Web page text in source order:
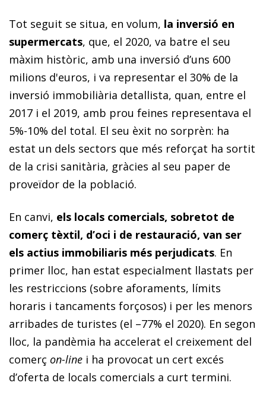
Tot seguit se situa, en volum, la inversió en
supermercats, que, el 2020, va batre el seu
màxim històric, amb una inversió d’uns 600
milions d'euros, i va representar el 30% de la
inversió immobiliària detallista, quan, entre el
2017 i el 2019, amb prou feines representava el
5%-10% del total. El seu èxit no sorprèn: ha
estat un dels sectors que més reforçat ha sortit
de la crisi sanitària, gràcies al seu paper de
proveïdor de la població.
En canvi, els locals comercials, sobretot de
comerç tèxtil, d’oci i de restauració, van ser
els actius immobiliaris més perjudicats. En
primer lloc, han estat especialment llastats per
les restriccions (sobre aforaments, límits
horaris i tancaments forçosos) i per les menors
arribades de turistes (el –77% el 2020). En segon
lloc, la pandèmia ha accelerat el creixement del
comerç on-line i ha provocat un cert excés
d’oferta de locals comercials a curt termini.